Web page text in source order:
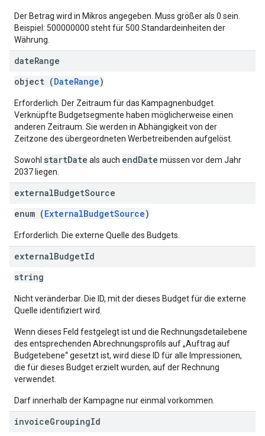
Der Betrag wird in Mikros angegeben. Muss größer als 0 sein.
Beispiel: 500000000 steht für 500 Standardeinheiten der
Währung.
dateRange
object (DateRange)
Erforderlich. Der Zeitraum für das Kampagnenbudget.
Verknüpfte Budgetsegmente haben möglicherweise einen
anderen Zeitraum. Sie werden in Abhängigkeit von der
Zeitzone des übergeordneten Werbetreibenden aufgelöst.
Sowohl startDate als auch endDate müssen vor dem Jahr
2037 liegen.
externalBudgetSource
enum (ExternalBudgetSource)
Erforderlich. Die externe Quelle des Budgets.
externalBudgetId
string
Nicht veränderbar. Die ID, mit der dieses Budget für die externe
Quelle identifiziert wird.
Wenn dieses Feld festgelegt ist und die Rechnungsdetailebene
des entsprechenden Abrechnungsprofils auf „Auftrag auf
Budgetebene“ gesetzt ist, wird diese ID für alle Impressionen,
die für dieses Budget erzielt wurden, auf der Rechnung
verwendet.
Darf innerhalb der Kampagne nur einmal vorkommen.
invoiceGroupingId